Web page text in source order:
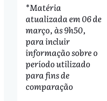
*Matéria
atualizada em 06 de
março, às 9h50,
para incluir
informação sobre o
período utilizado
para fins de
comparação